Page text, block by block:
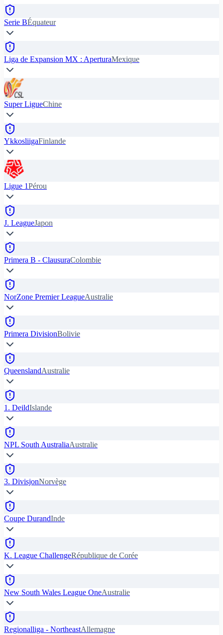
Serie BÉquateur
Liga de Expansion MX : AperturaMexique
Super LigueChine
YkkosliigaFinlande
Ligue 1Pérou
J. LeagueJapon
Primera B - ClausuraColombie
NorZone Premier LeagueAustralie
Primera DivisionBolivie
QueenslandAustralie
1. DeildIslande
NPL South AustraliaAustralie
3. DivisjonNorvège
Coupe DurandInde
K. League ChallengeRépublique de Corée
New South Wales League OneAustralie
Regionalliga - NortheastAllemagne